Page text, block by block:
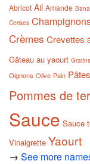
Abricot Ail Amande
Cerises
Crèmes Crevettes
Gâteau au yaourt Gratins
Oignons Olive Pain Pâtes
Pommes de
Sauce Sauce
Vinaigrette Yaourt
→ See more